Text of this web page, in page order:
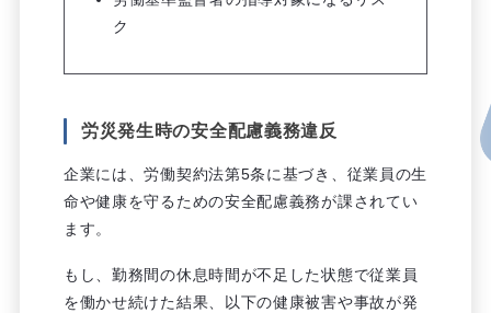
ク
労災発生時の安全配慮義務違反
企業には、労働契約法第5条に基づき、従業員の生
命や健康を守るための安全配慮義務が課されてい
ます。
もし、勤務間の休息時間が不足した状態で従業員
を働かせ続けた結果、以下の健康被害や事故が発